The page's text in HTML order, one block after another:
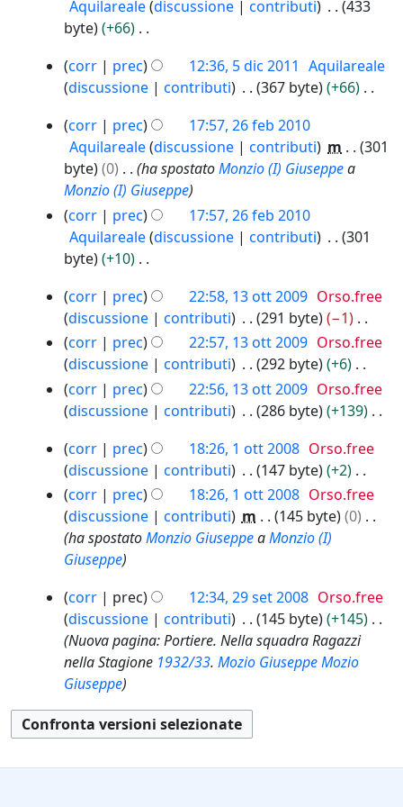
i
a
d
i
f
i
a
a
o
d
i
i
c
a
o
d
l
l
m
o
d
i
f
c
a
t
o
d
l
a
m
o
d
i
i
c
a
o
g
g
e
t
o
d
e
l
a
o
d
i
f
i
c
s
n
o
g
e
t
t
o
d
e
l
l
a
m
o
d
i
f
i
c
a
Aquilareale discussione contributi
433
byte
+66
e
s
u
n
o
g
g
e
t
t
o
d
e
l
l
a
o
d
i
f
i
c
a
corr prec 12:36, 5 dic 2011 Aquilareale
discussione
contributi 367 byte
+66
e
s
u
n
o
g
e
t
t
o
d
e
l
a
m
o
d
i
i
c
a
corr prec
17:57, 26 feb 2010
Aquilareale discussione contributi m
301
byte
0 ha spostatoMonzio (I) Giuseppea
Monzio (I) Giuseppe
corr
prec
17:57, 26 feb 2010
Aquilareale discussione contributi
301
byte
+10
e
s
s
u
n
o
g
e
t
t
o
d
l
l
a
m
o
d
i
corr prec 22:58, 13 ott 2009 Orso.free
discussione
contributi 291 byte
−1
N
e
s
s
u
n
o
g
g
e
t
o
d
e
l
l
a
m
d
corr prec 22:57, 13 ott 2009 Orso.free
discussione
contributi 292 byte
+6
N
e
s
u
n
o
g
g
t
t
o
d
e
l
l
m
corr prec 22:56, 13 ott 2009 Orso.free
discussione
contributi 286 byte
+139
e
s
s
u
n
o
g
e
t
t
o
d
e
corr prec 18:26, 1 ott 2008 Orso.free
discussione
contributi 147 byte
+2
N
e
s
s
n
o
g
g
e
t
t
d
corr prec 18:26, 1 ott 2008 Orso.free
discussione
contributi m 145 byte
0
ha spostatoMonzio GiuseppeaMonzio (I)
Giuseppe
0
0
8
corr prec 12:34, 29 set 2008 Orso.free
discussione
contributi 145 byte
+145
Nuova pagina: Portiere. Nella squadra Ragazzi
nella Stagione 1932/33. Mozio Giuseppe Mozio
Giuseppe